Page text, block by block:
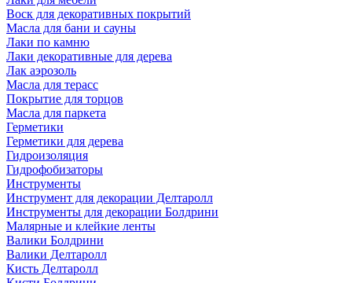
Воск для декоративных покрытий
Масла для бани и сауны
Лаки по камню
Лаки декоративные для дерева
Лак аэрозоль
Масла для терасс
Покрытие для торцов
Масла для паркета
Герметики
Герметики для дерева
Гидроизоляция
Гидрофобизаторы
Инструменты
Инструмент для декорации Делтаролл
Инструменты для декорации Болдрини
Малярные и клейкие ленты
Валики Болдрини
Валики Делтаролл
Кисть Делтаролл